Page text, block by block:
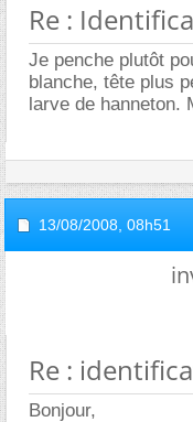
Re :
Je penche plutôt
blanche, tête plus
larve de hanneton.
13/08/2008, 08h51
Re :
Bonjour,